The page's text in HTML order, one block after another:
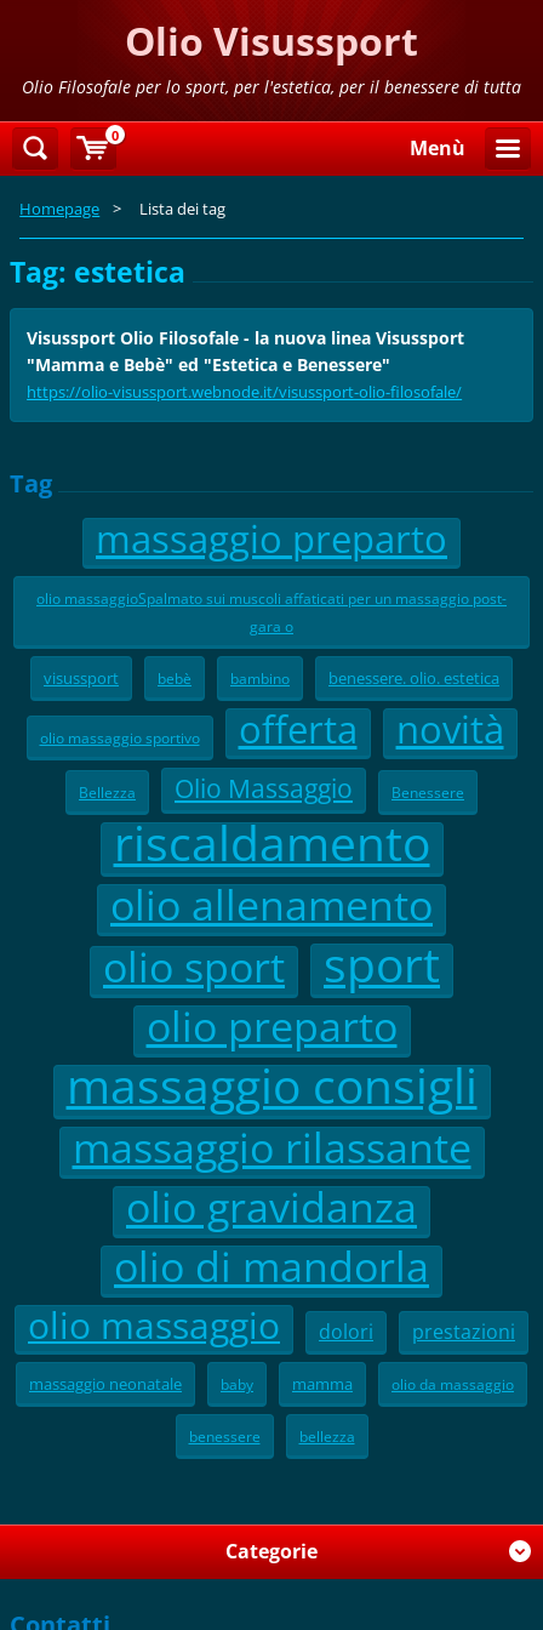
Olio Visussport
Olio Filosofale per lo sport, per l'estetica, per il benessere di tutta
Menù
Homepage > Lista dei tag
Tag: estetica
Visussport Olio Filosofale - la nuova linea Visussport
"Mamma e Bebè" ed "Estetica e Benessere"
https://olio-visussport.webnode.it/visussport-olio-filosofale/
Tag
massaggio preparto
olio massaggioSpalmato sui muscoli affaticati per un massaggio post-
gara o
visussport bebè bambino benessere. olio. estetica
olio massaggio sportivo offerta novità
Bellezza Olio Massaggio Benessere
riscaldamento
olio allenamento
olio sport
sport
olio preparto
massaggio consigli
massaggio rilassante
olio gravidanza
olio di mandorla
olio massaggio dolori prestazioni
massaggio neonatale baby mamma olio da massaggio
benessere bellezza
Categorie
0